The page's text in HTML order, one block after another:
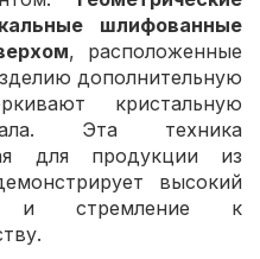
шлифованные
, расположенные
дополнительную
кристальную
Эта техника
для продукции из
высокий
и стремление к